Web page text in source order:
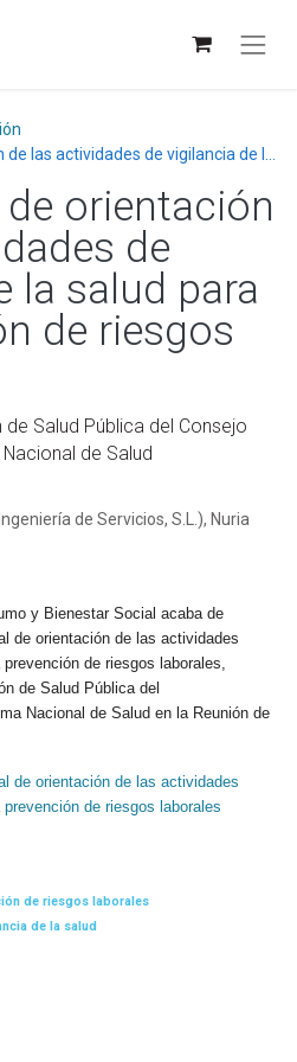
vigilancia de la salud para la prevención de riesgos laborales
de orientación
de
la salud para
de riesgos
Salud Pública del Consejo
de Salud
de Servicios, S.L.), Nuria
y Bienestar Social acaba de
de orientación de las actividades
de riesgos laborales,
de Salud Pública del
Nacional de Salud en la Reunión de
de orientación de las actividades
de riesgos laborales
de riesgos laborales
de la salud